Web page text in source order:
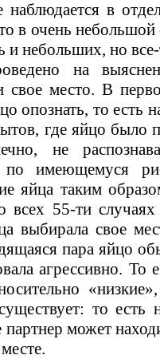
в
в очень небольшой
и небольших, но
на
свое место. В
опознать, то есть
где яйцо было
не
по имеющемуся
яйца таким
55-ти
выбирала свое
пара яйцо
агрессивно. То
то
партнер может